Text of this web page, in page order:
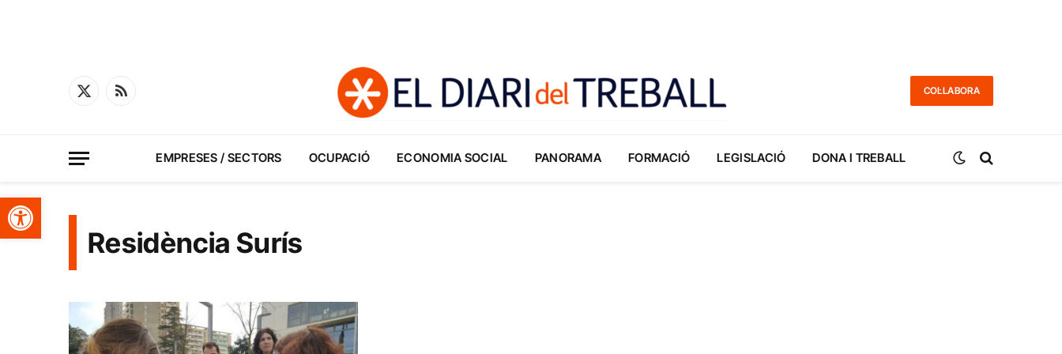
Obre la barra d'eines
X
RSS
COL·LABORA
EMPRESES / SECTORS OCUPACIÓ ECONOMIA SOCIAL PANORAMA FORMACIÓ LEGISLACIÓ DONA I TREBALL
Residència Surís